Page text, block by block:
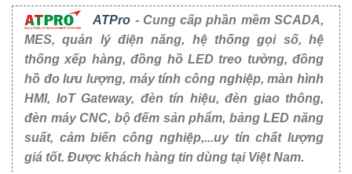
ATPro - Cung cấp phần mềm SCADA,
MES, quản lý điện năng, hệ thống gọi số, hệ
thống xếp hàng, đồng hồ LED treo tường, đồng
hồ đo lưu lượng, máy tính công nghiệp, màn hình
HMI, IoT Gateway, đèn tín hiệu, đèn giao thông,
đèn máy CNC, bộ đếm sản phẩm, bảng LED năng
suất, cảm biến công nghiệp,...uy tín chất lượng
giá tốt. Được khách hàng tin dùng tại Việt Nam.